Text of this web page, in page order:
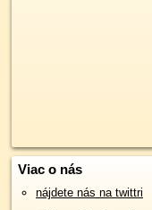
Viac o nás
nájdete nás na twittri